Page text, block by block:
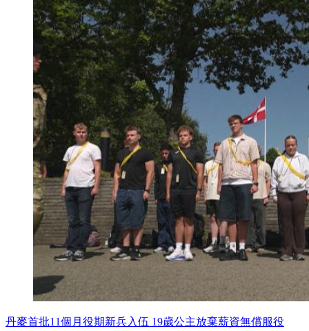
丹麥首批11個月役期新兵入伍 19歲公主放棄薪資無償服役